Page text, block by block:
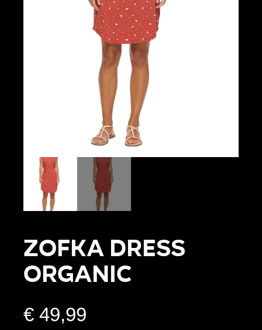
ZOFKA DRESS
ORGANIC
€ 49,99